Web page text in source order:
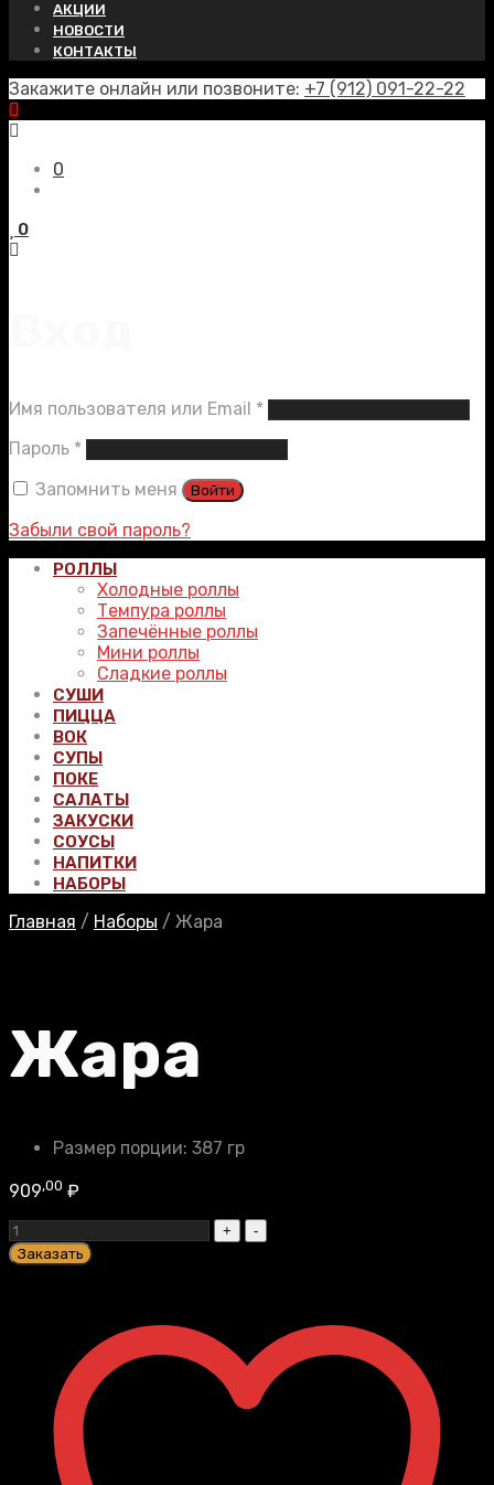
АКЦИИ
НОВОСТИ
КОНТАКТЫ
Закажите онлайн или позвоните: +7 (912) 091-22-22
0
0
Имя пользователя или Email *
Пароль *
Запомнить меня
Войти
Забыли свой пароль?
РОЛЛЫ
Холодные роллы
Темпура роллы
Запечённые роллы
Мини роллы
Сладкие роллы
СУШИ
ПИЦЦА
ВОК
СУПЫ
ПОКЕ
САЛАТЫ
ЗАКУСКИ
СОУСЫ
НАПИТКИ
НАБОРЫ
Главная / Наборы / Жара
Жара
Размер порции: 387 гр
909,00 ₽
Жара
quantity
Заказать